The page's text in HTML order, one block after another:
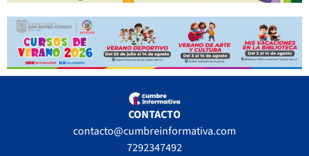
CONTACTO
contacto@cumbreinformativa.com
7292347492